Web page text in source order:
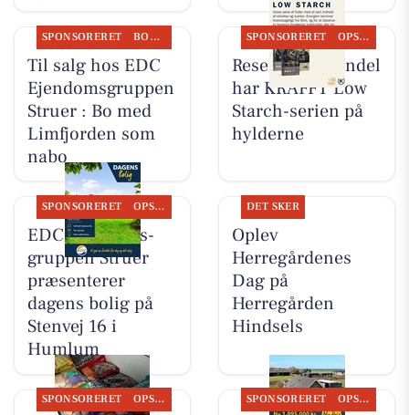
SPONSORERET BOLIGMARKED
Til salg hos EDC
Ejen­doms­grup­pen
Struer : Bo med
Limfjorden som
nabo
SPONSORERET OPSLAGSTAVLEN
Resen Landhandel
har KRAFFT Low
Starch-serien på
hylderne
SPONSORERET OPSLAGSTAVLEN
EDC Ejen­doms­
grup­pen Struer
præsenterer
dagens bolig på
Stenvej 16 i
Humlum
DET SKER
Oplev
Herregårdenes
Dag på
Herregården
Hindsels
SPONSORERET OPSLAGSTAVLEN SPONSORERET OPSLAGSTAVLEN